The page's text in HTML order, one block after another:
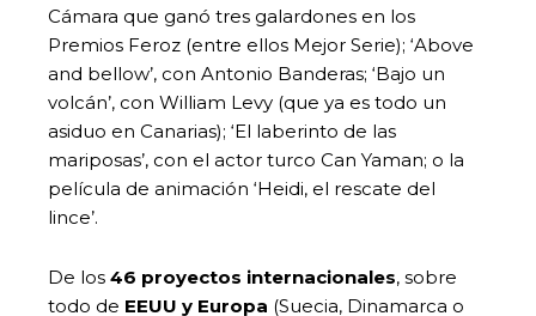
Cámara que ganó tres galardones en los
Premios Feroz (entre ellos Mejor Serie); ‘Above
and bellow’, con Antonio Banderas; ‘Bajo un
volcán’, con William Levy (que ya es todo un
asiduo en Canarias); ‘El laberinto de las
mariposas’, con el actor turco Can Yaman; o la
película de animación ‘Heidi, el rescate del
lince’.
De los 46 proyectos internacionales, sobre
todo de EEUU y Europa (Suecia, Dinamarca o